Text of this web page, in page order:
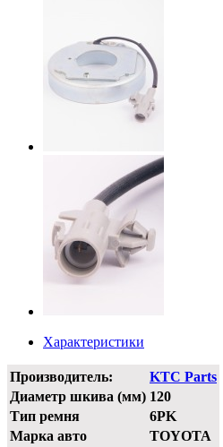
Характеристики
Производитель:
KTC Parts
Диаметр шкива (мм) 120
Тип ремня
6PK
Марка авто
TOYOTA